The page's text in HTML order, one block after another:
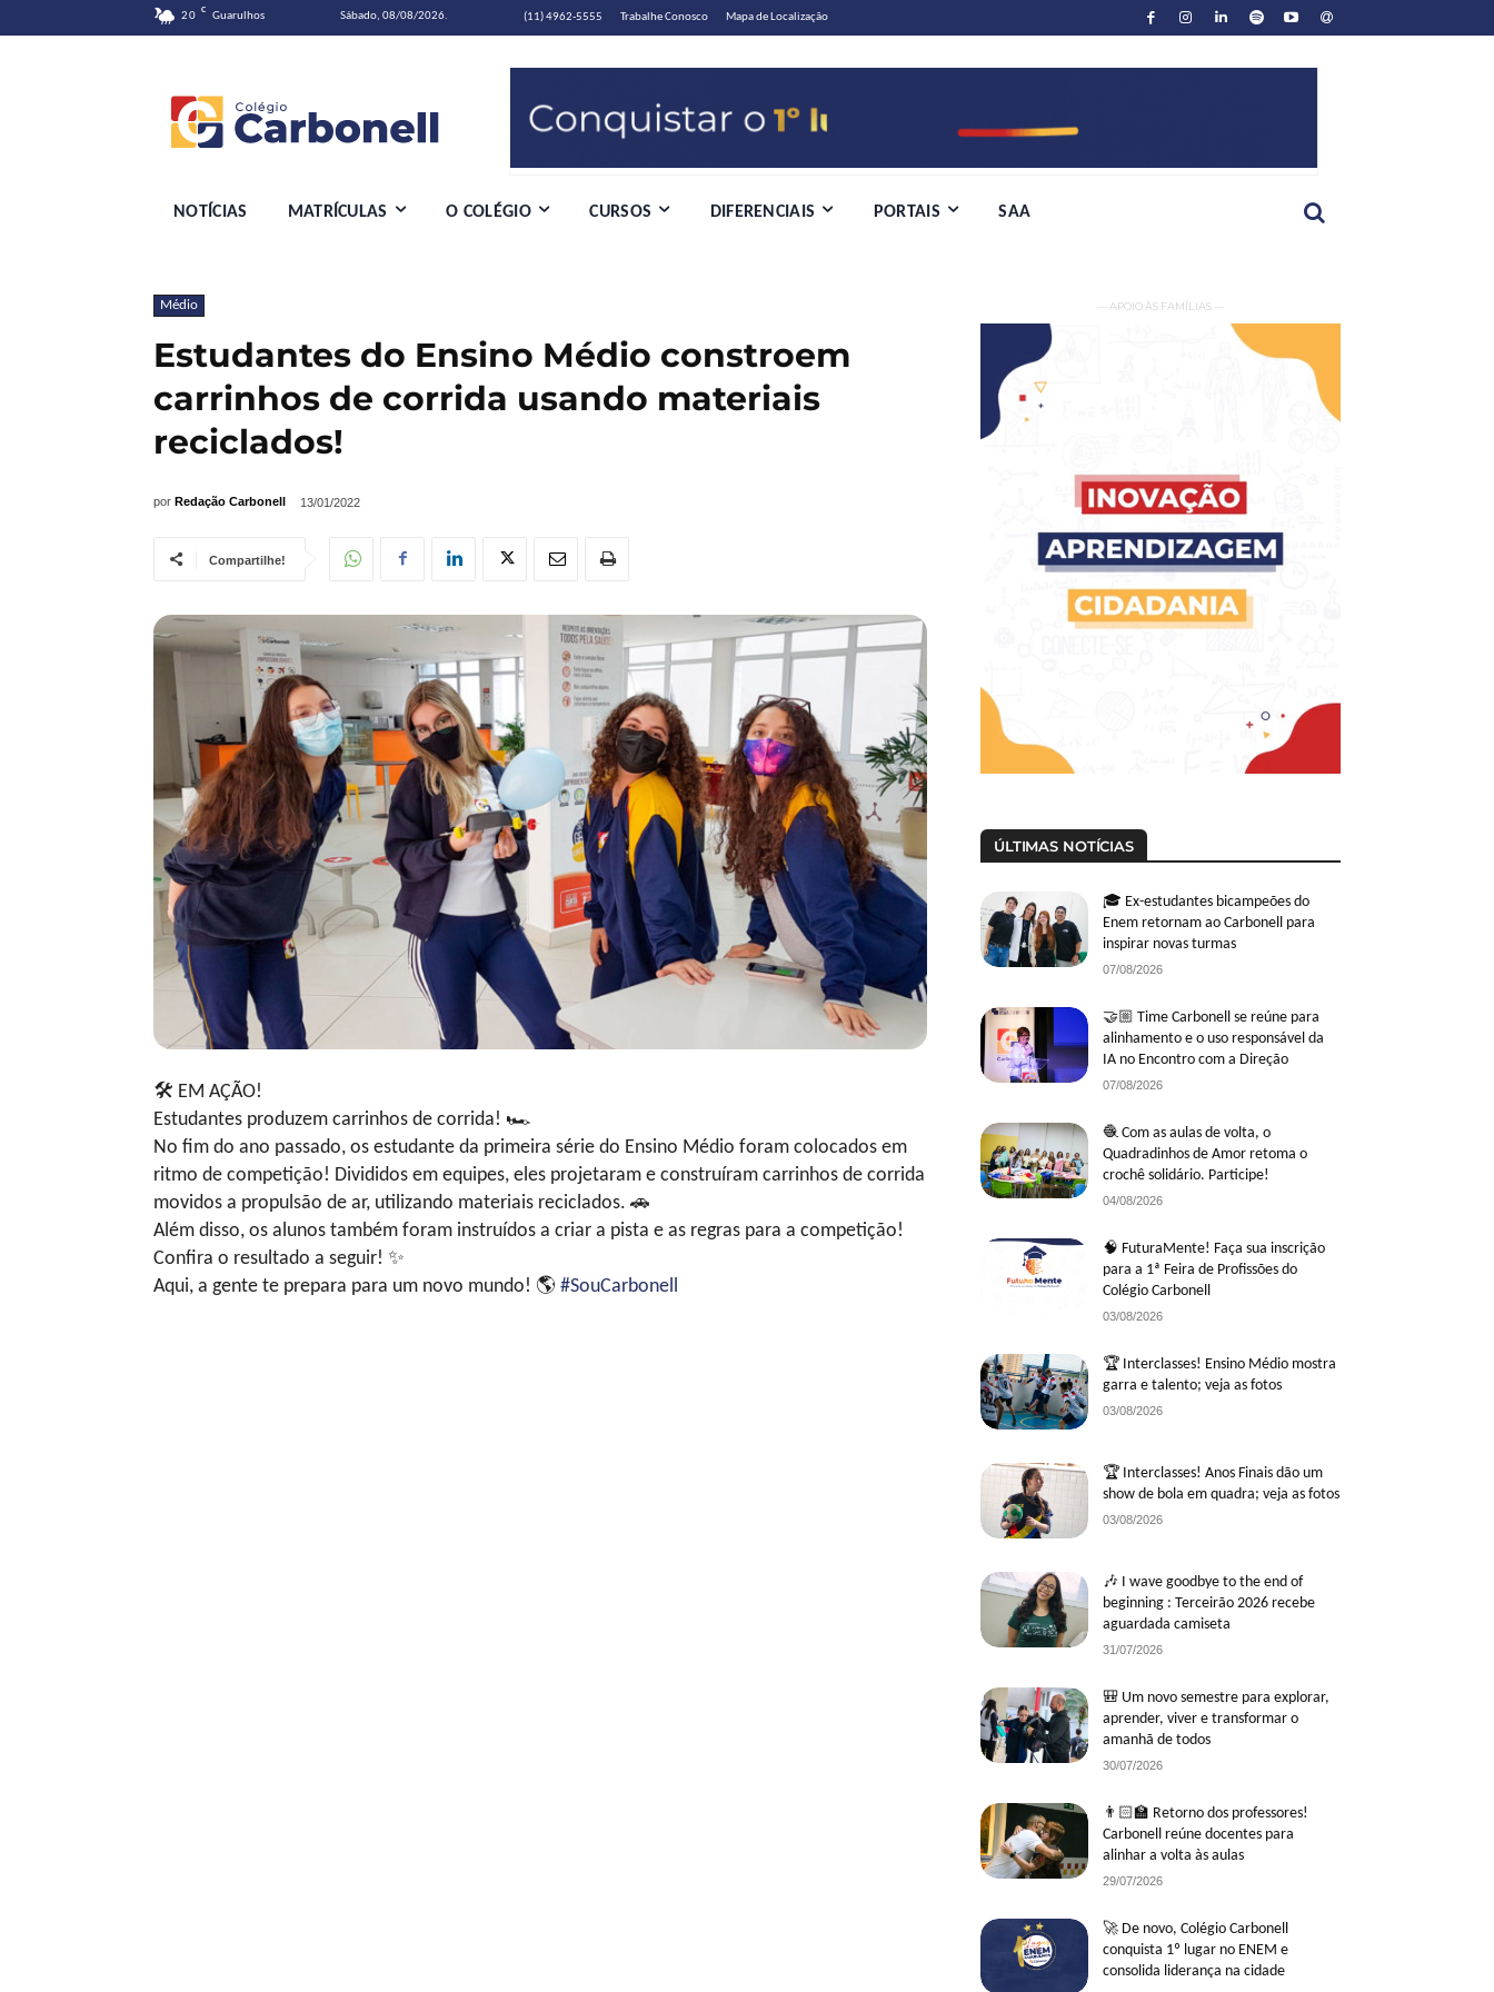
20 C Guarulhos Sábado, 08/08/2026. (11) 4962-5555 Trabalhe Conosco Mapa de Localização
NOTÍCIAS MATRÍCULAS O COLÉGIO CURSOS DIFERENCIAIS PORTAIS SAA
Médio
Estudantes do Ensino Médio constroem
carrinhos de corrida usando materiais
reciclados!
por Redação Carbonell 13/01/2022
Compartilhe!
🛠 EM AÇÃO!
Estudantes produzem carrinhos de corrida! 🏎
No fim do ano passado, os estudante da primeira série do Ensino Médio foram colocados em
ritmo de competição! Divididos em equipes, eles projetaram e construíram carrinhos de corrida
movidos a propulsão de ar, utilizando materiais reciclados. 🚗
Além disso, os alunos também foram instruídos a criar a pista e as regras para a competição!
Confira o resultado a seguir! ✨
Aqui, a gente te prepara para um novo mundo! 🌎 #SouCarbonell
— APOIO ÀS FAMÍLIAS —
ÚLTIMAS NOTÍCIAS
🎓 Ex-estudantes bicampeões do
Enem retornam ao Carbonell para
inspirar novas turmas
07/08/2026
🤝🏼 Time Carbonell se reúne para
alinhamento e o uso responsável da
IA no Encontro com a Direção
07/08/2026
🧶 Com as aulas de volta, o
Quadradinhos de Amor retoma o
crochê solidário. Participe!
04/08/2026
🧠 FuturaMente! Faça sua inscrição
para a 1ª Feira de Profissões do
Colégio Carbonell
03/08/2026
🏆 Interclasses! Ensino Médio mostra
garra e talento; veja as fotos
03/08/2026
🏆 Interclasses! Anos Finais dão um
show de bola em quadra; veja as fotos
03/08/2026
🎶 I wave goodbye to the end of
beginning : Terceirão 2026 recebe
aguardada camiseta
31/07/2026
🎒 Um novo semestre para explorar,
aprender, viver e transformar o
amanhã de todos
30/07/2026
👨🏻‍🏫 Retorno dos professores!
Carbonell reúne docentes para
alinhar a volta às aulas
29/07/2026
🚀 De novo, Colégio Carbonell
conquista 1º lugar no ENEM e
consolida liderança na cidade